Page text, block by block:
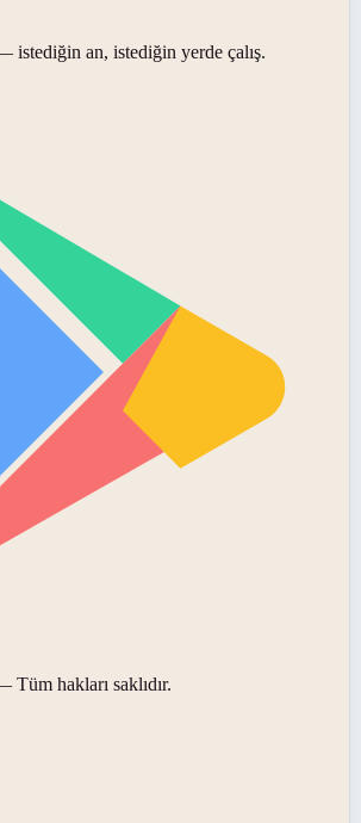
istediğin an, istediğin yerde çalış.
Tüm hakları saklıdır.